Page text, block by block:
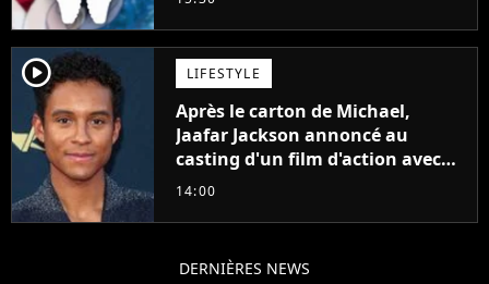
player2 LIFESTYLE
Après le carton de Michael,
Jaafar Jackson annoncé au
casting d'un film d'action avec
Will Smith
14:00
DERNIÈRES NEWS